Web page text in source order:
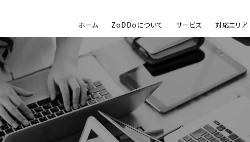
ホーム ZoDDoについて サービス 対応エリア